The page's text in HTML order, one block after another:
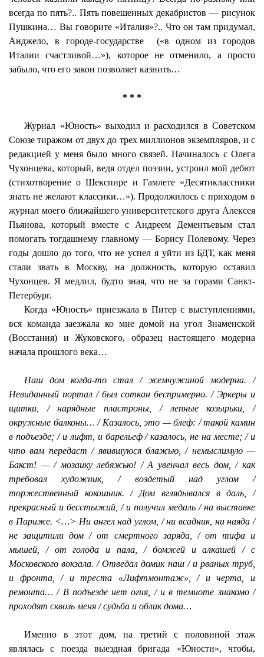
всегда по пять?.. Пять повешенных декабристов — рисунок
Пушкина… Вы говорите «Италия»?.. Что он там придумал,
Анджело, в городе-государстве
(«в одном из городов
Италии счастливой…»), которое не отменило, а просто
забыло, что его закон позволяет казнить…
* * *
Журнал «Юность» выходил и расходился в Советском
Союзе тиражом от двух до трех миллионов экземпляров, и с
редакцией у меня было много связей. Начиналось с Олега
Чухонцева, который, ведя отдел поэзии, устроил мой дебют
(стихотворение о Шекспире и Гамлете «Десятиклассники
знать не желают классики…»). Продолжилось с приходом в
журнал моего ближайшего университетского друга Алексея
Пьянова, который вместе с Андреем Дементьевым стал
помогать тогдашнему главному — Борису Полевому. Через
годы дошло до того, что не успел я уйти из БДТ, как меня
стали звать в Москву, на должность, которую оставил
Чухонцев. Я медлил, будто зная, что не за горами Санкт-
Петербург.
Когда «Юность» приезжала в Питер с выступлениями,
вся команда заезжала ко мне домой на угол Знаменской
(Восстания) и Жуковского, образец настоящего модерна
начала прошлого века…
Наш дом когда-то стал / жемчужиной модерна. /
Невиданный портал / был соткан беспримерно. / Эркеры и
щитки, / нарядные пластроны, / лепные козырьки, /
окружные балконы… / Казалось, это — блеф: / такой камин
в подъезде; / и лифт, и барельеф / казалось, не на месте; / и
что вам передаст / явившуюся блажью, / немыслимую —
Бакст! — / мозаику лебяжью! / А увенчал весь дом, / как
требовал художник, / воздетый над углом /
торжественный кокошник. / Дом вглядывался в даль, /
прекрасный и бесстыжий, / и получил медаль / на выставке
в Париже. <…> Ни ангел над углом, / ни всадник, ни наяда /
не защитили дом / от смертного заряда, / от тифа и
мышей, / от голода и пала, / бомжей и алкашей / с
Московского вокзала. / Отведал домик наш / и рваных труб,
и фронта, / и треста «Лифтмонтаж», / и черта, и
ремонта… / В подъезде нет огня, / и в темноте знакомо /
проходят сквозь меня / судьба и облик дома…
Именно в этот дом, на третий с половиной этаж
являлась с поезда выездная бригада «Юности», чтобы,